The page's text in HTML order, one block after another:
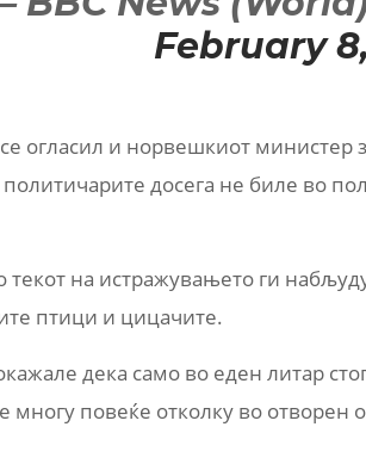
February
огласил и норвешкиот министер
досега не биле во
на истражувањето ги
птици и цицачите.
дека само во еден литар
многу повеќе отколку во отворен